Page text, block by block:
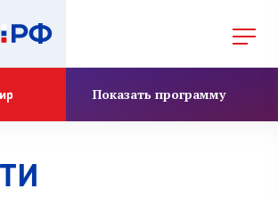
Показать программу